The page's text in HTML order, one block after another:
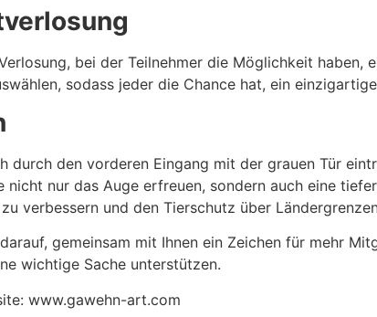
bei der Teilnehmer die Möglichkeit haben,
sodass jeder die Chance hat, ein
durch den vorderen Eingang mit der grauen Tür
nur das Auge erfreuen, sondern auch eine
verbessern und den Tierschutz über
gemeinsam mit Ihnen ein Zeichen für mehr
wichtige Sache unterstützen.
www.gawehn-art.com